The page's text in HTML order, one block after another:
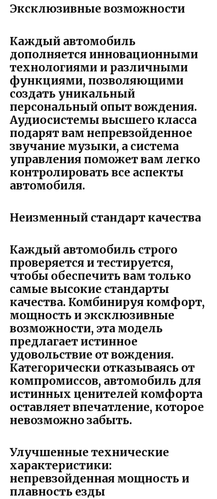
Эксклюзивные возможности
Каждый автомобиль
дополняется инновационными
технологиями и различными
функциями, позволяющими
создать уникальный
персональный опыт вождения.
Аудиосистемы высшего класса
подарят вам непревзойденное
звучание музыки, а система
управления поможет вам легко
контролировать все аспекты
автомобиля.
Неизменный стандарт качества
Каждый автомобиль строго
проверяется и тестируется,
чтобы обеспечить вам только
самые высокие стандарты
качества. Комбинируя комфорт,
мощность и эксклюзивные
возможности, эта модель
предлагает истинное
удовольствие от вождения.
Категорически отказываясь от
компромиссов, автомобиль для
истинных ценителей комфорта
оставляет впечатление, которое
невозможно забыть.
Улучшенные технические
характеристики:
непревзойденная мощность и
плавность езды